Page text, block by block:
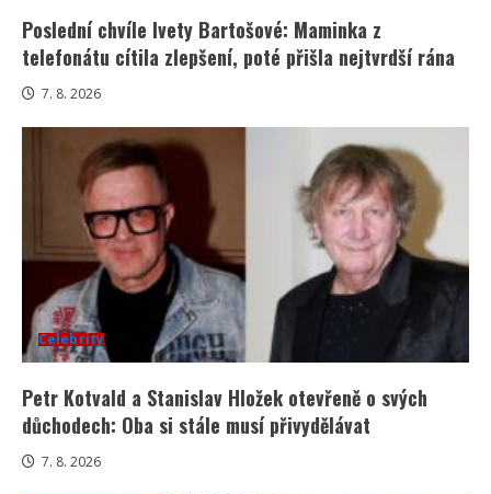
Poslední chvíle Ivety Bartošové: Maminka z
telefonátu cítila zlepšení, poté přišla nejtvrdší rána
7. 8. 2026
Celebrity
Petr Kotvald a Stanislav Hložek otevřeně o svých
důchodech: Oba si stále musí přivydělávat
7. 8. 2026